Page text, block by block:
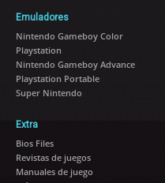
Emuladores
Nintendo Gameboy Color
Playstation
Nintendo Gameboy Advance
Playstation Portable
Super Nintendo
Extra
Bios Files
Revistas de juegos
Manuales de juego